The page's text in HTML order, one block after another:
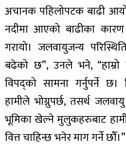
अचानक पहिलोपटक बाढी
नदीमा आएको बाढीका
गरायो। जलवायुजन्य
बढेको छ”, उनले भने,
विपद्को सामना गर्नुपर्ने छ।
हामीले भोग्नुपर्छ, तसर्थ
भूमिका खेल्ने मुलुकहरुबाट
वित्त चाहिन्छ भनेर माग गर्ने छौँ।”